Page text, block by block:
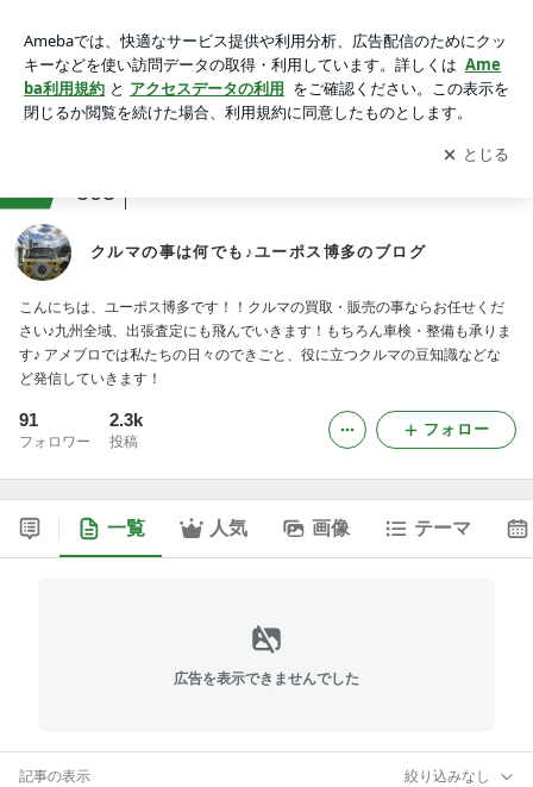
アプリをダウンロードして ブログの更新通知
を受け取りまし
ょう。
開く
503
クルマの事は何でも♪ユーポス博多のブログ
こんにちは、ユーポス博多です！！クルマの買取・販売の事ならお任せくだ
さい♪九州全域、出張査定にも飛んでいきます！もちろん車検・整備も承りま
す♪ アメブロでは私たちの日々のできごと、役に立つクルマの豆知識などな
ど発信していきます！
91
フォロワー
2.3k
投稿
フォロー
一覧 人気 画像 テーマ
広告を表示できませんでした
記事の表示 絞り込みなし